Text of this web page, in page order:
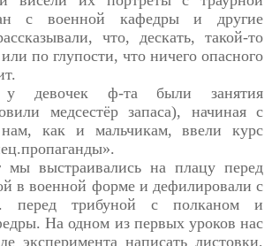
с военной кафедры и другие
что, дескать, такой-то
по глупости, что ничего опасного
девочек ф-та были занятия
медсестёр запаса), начиная с
нам,как и мальчикам, ввели курс
мы выстраивались на плацу перед
в военной форме и дефилировали с
перед трибуной с полканом и
На одном из первых уроков нас
эксперимента написать листовки,